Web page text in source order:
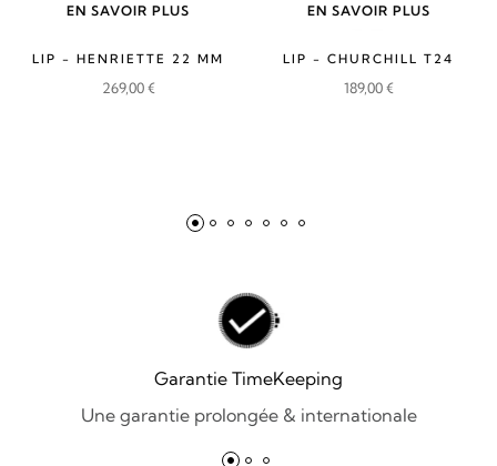
EN SAVOIR PLUS
LIP - HENRIETTE 22 MM
269,00€
EN SAVOIR PLUS
LIP - CHURCHILL T24
189,00€
Garantie TimeKeeping
Une garantie prolongée & internationale